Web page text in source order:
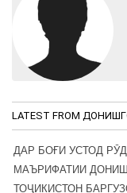
LATEST FROM
ДАР БОҒИ УСТОД
МАЪРИФАТИИ
ТОҶИКИСТОН